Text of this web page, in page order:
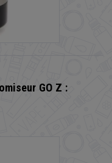
GO Z :